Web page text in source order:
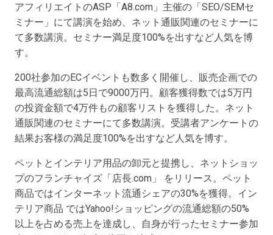
アフィリエイトのASP「A8.com」主催の「SEO/SEMセ
ミナー」にて講演を始め、ネット通販関連のセミナーに
て多数講演。セミナー満足度100%を出すなど人気を博
す。
200社参加のECイベントも数多く開催し、販売企画での
最高流通総額は5日で9000万円。顧客獲得数では5万円
の投資金額で4万件もの顧客リストを獲得した。ネット
通販関連のセミナーにて多数講演。受講者アンケートの
結果お客様の満足度100%を出すなど人気を博す。
ペットとインテリア用品の卸元と提携し、ネットショッ
プのフランチャイズ「店長.com」 をリリース。ペット
商品ではインターネット流通シェアの30%を獲得。イン
テリア商品 ではYahoo!ショッピングの流通総額の50%
以上を占める売上を達成し、自身が行ったセミナー参加